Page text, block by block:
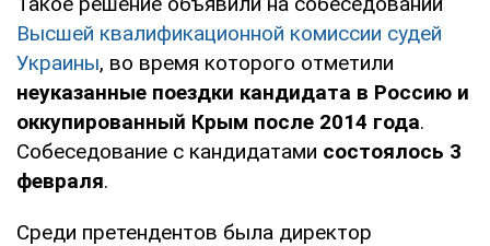
Высшей квалификационной комиссии судей
Украины, во время которого отметили
неуказанные поездки кандидата в Россию и
оккупированный Крым после 2014 года.
Собеседование с кандидатами состоялось 3
февраля.
Среди претендентов была директор